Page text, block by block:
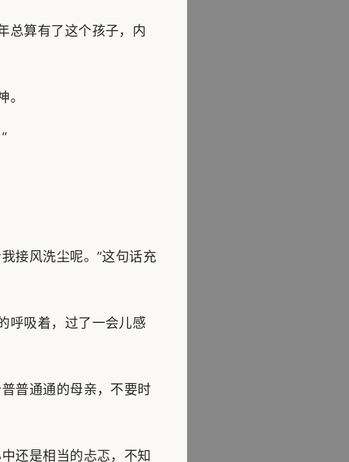
总算有了这个孩子，内
接风洗尘呢。”这句话充
呼吸着，过了一会儿感
普通通的母亲，不要时
还是相当的忐忑，不知